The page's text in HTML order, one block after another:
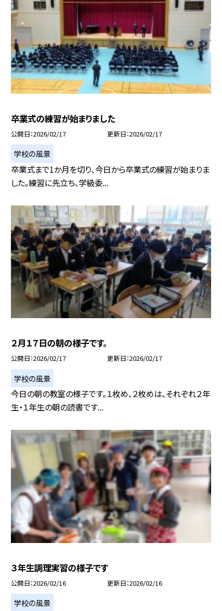
卒業式の練習が始まりました
公開日 2026/02/17 更新日 2026/02/17
学校の風景
卒業式まで1か月を切り、今日から卒業式の練習が始まりま
した。練習に先立ち、学級委...
２月１７日の朝の様子です。
公開日 2026/02/17 更新日 2026/02/17
学校の風景
今日の朝の教室の様子です。１枚め、２枚めは、それぞれ２年
生・１年生の朝の読書です...
３年生調理実習の様子です
公開日 2026/02/16 更新日 2026/02/16
学校の風景